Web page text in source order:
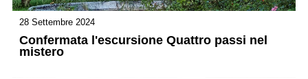
28 Settembre 2024
Confermata l'escursione Quattro passi nel
mistero